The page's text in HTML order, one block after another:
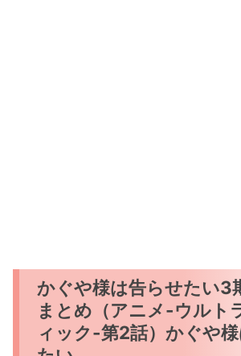
かぐや様は告らせたい3
まとめ（アニメ-ウルト
ィック-第2話）かぐや